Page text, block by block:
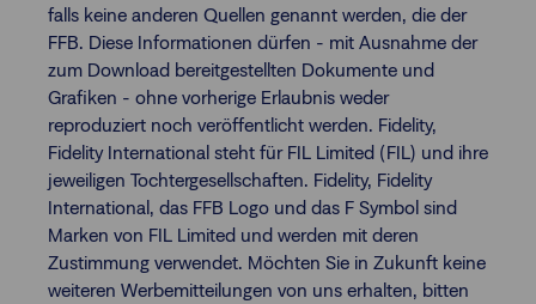
falls keine anderen Quellen genannt werden, die der
FFB. Diese Informationen dürfen - mit Ausnahme der
zum Download bereitgestellten Dokumente und
Grafiken - ohne vorherige Erlaubnis weder
reproduziert noch veröffentlicht werden. Fidelity,
Fidelity International steht für FIL Limited (FIL) und ihre
jeweiligen Tochtergesellschaften. Fidelity, Fidelity
International, das FFB Logo und das F Symbol sind
Marken von FIL Limited und werden mit deren
Zustimmung verwendet. Möchten Sie in Zukunft keine
weiteren Werbemitteilungen von uns erhalten, bitten